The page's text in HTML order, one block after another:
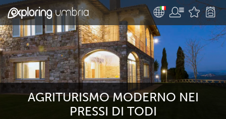
AGRITURISMO MODERNO NEI
PRESSI DI TODI